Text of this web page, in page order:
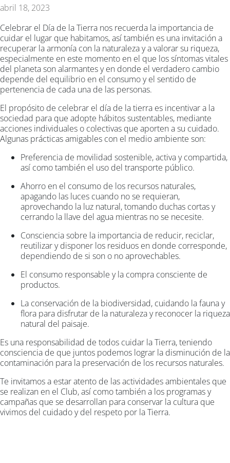
abril 18, 2023
Celebrar el Día de la Tierra nos recuerda la importancia de
cuidar el lugar que habitamos, así también es una invitación a
recuperar la armonía con la naturaleza y a valorar su riqueza,
especialmente en este momento en el que los síntomas vitales
del planeta son alarmantes y en donde el verdadero cambio
depende del equilibrio en el consumo y el sentido de
pertenencia de cada una de las personas.
El propósito de celebrar el día de la tierra es incentivar a la
sociedad para que adopte hábitos sustentables, mediante
acciones individuales o colectivas que aporten a su cuidado.
Algunas prácticas amigables con el medio ambiente son:
Preferencia de movilidad sostenible, activa y compartida,
así como también el uso del transporte público.
Ahorro en el consumo de los recursos naturales,
apagando las luces cuando no se requieran,
aprovechando la luz natural, tomando duchas cortas y
cerrando la llave del agua mientras no se necesite.
Consciencia sobre la importancia de reducir, reciclar,
reutilizar y disponer los residuos en donde corresponde,
dependiendo de si son o no aprovechables.
El consumo responsable y la compra consciente de
productos.
La conservación de la biodiversidad, cuidando la fauna y
flora para disfrutar de la naturaleza y reconocer la riqueza
natural del paisaje.
Es una responsabilidad de todos cuidar la Tierra, teniendo
consciencia de que juntos podemos lograr la disminución de la
contaminación para la preservación de los recursos naturales.
Te invitamos a estar atento de las actividades ambientales que
se realizan en el Club, así como también a los programas y
campañas que se desarrollan para conservar la cultura que
vivimos del cuidado y del respeto por la Tierra.